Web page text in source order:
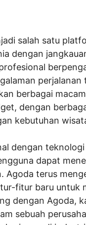
salah satu
dengan
berbagai
dengan
kebutuhan
dengan
dapat
Agoda terus
fitur baru untuk
dengan Agoda,
sebuah